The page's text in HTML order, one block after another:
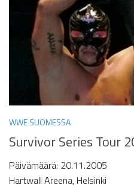
WWE SUOMESSA
Survivor Series Tour
Päivämäärä: 20.11.2005
Hartwall Areena, Helsinki